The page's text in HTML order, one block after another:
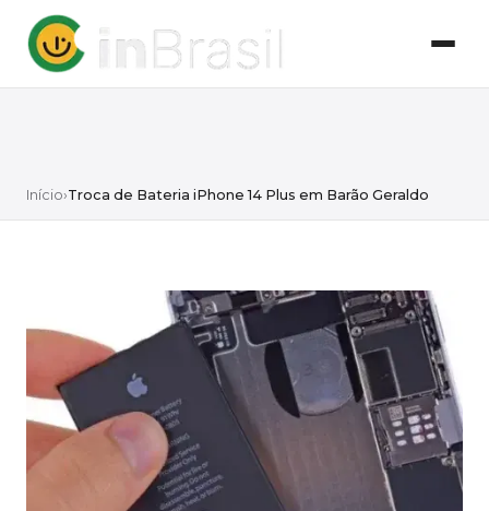
Início›Troca de Bateria iPhone 14 Plus em Barão Geraldo